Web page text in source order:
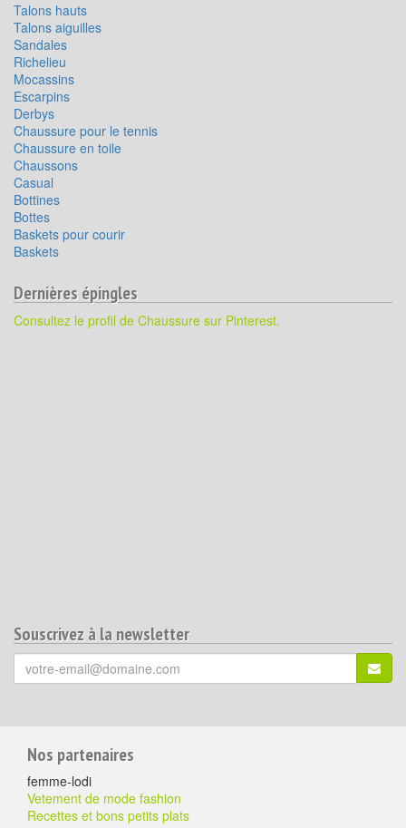
Talons hauts
Talons aiguilles
Sandales
Richelieu
Mocassins
Escarpins
Derbys
Chaussure pour le tennis
Chaussure en toile
Chaussons
Casual
Bottines
Bottes
Baskets pour courir
Baskets
Dernières épingles
Consultez le profil de Chaussure sur Pinterest.
Souscrivez à la newsletter
Votre
email
Pour
aller
plus
Nos partenaires
femme-lodi
Vetement de mode fashion
Recettes et bons petits plats